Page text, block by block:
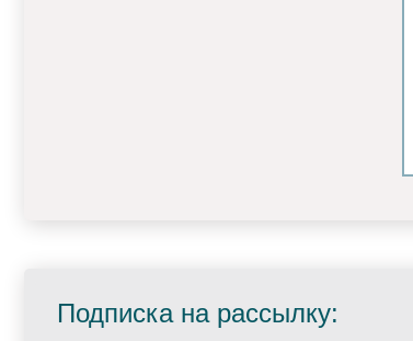
Подписка на рассылку: